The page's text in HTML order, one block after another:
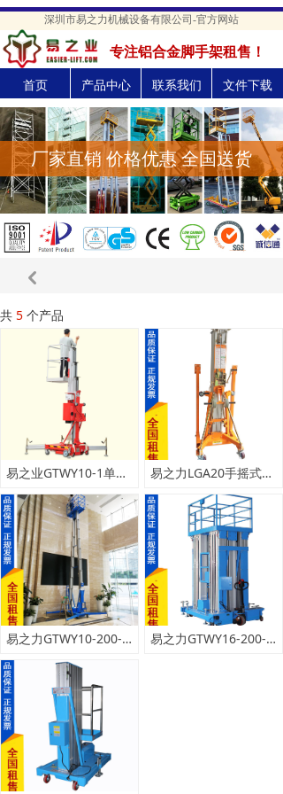
深圳市易之力机械设备有限公司-官方网站
专注铝合金脚手架租售！
首页 产品中心 联系我们 文件下载
厂家直销 价格优惠 全国送货
낒
共 5 个产品
易之业GTWY10-1单桅铝合金升降机 易之力LGA20手摇式物料铝合金升降机
易之力GTWY10-200-2双桅柱铝合金升降机 易之力GTWY16-200-6六桅柱铝合金升降机